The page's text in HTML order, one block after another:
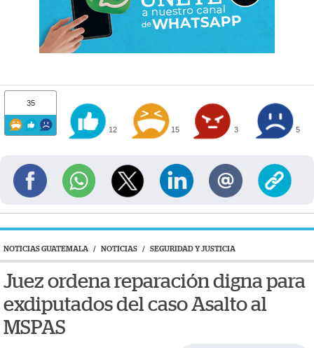
35
12 15 3 5
NOTICIAS GUATEMALA / NOTICIAS / SEGURIDAD Y JUSTICIA
Juez ordena reparación digna para
exdiputados del caso Asalto al
MSPAS